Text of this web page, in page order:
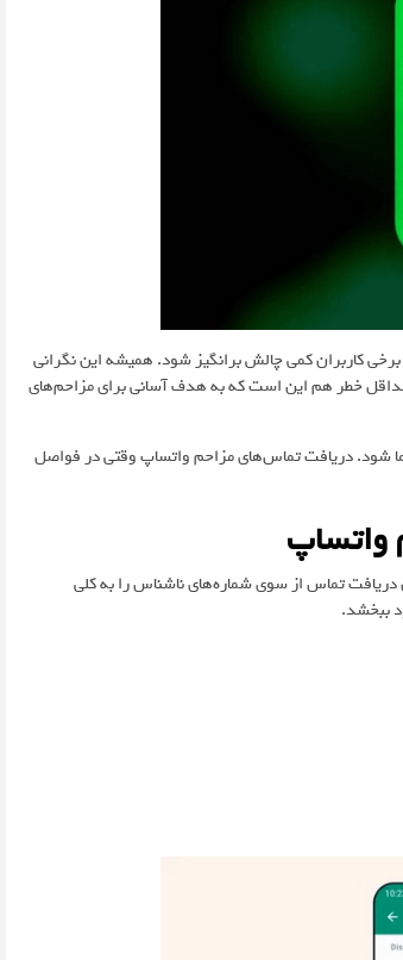
کاربران کمی چالش برانگیز شود. همیشه این نگرانی
خطر هم این است که به هدف آسانی برای مزاحم‌های
شود. دریافت تماس‌های مزاحم واتساپ وقتی در فواصل
واتساپ
دریافت تماس از سوی شماره‌های ناشناس را به کلی
ببخشد.